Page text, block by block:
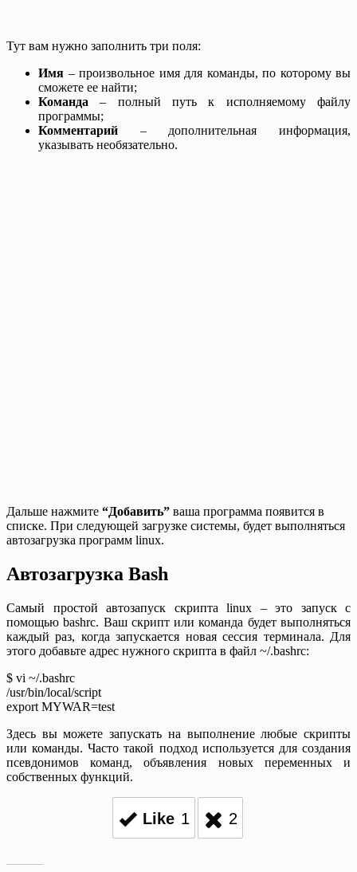
Тут вам нужно заполнить три поля:
Имя – произвольное имя для команды, по которому вы
сможете ее найти;
Команда – полный путь к исполняемому файлу
программы;
Комментарий – дополнительная информация,
указывать необязательно.
Дальше нажмите “Добавить” ваша программа появится в
списке. При следующей загрузке системы, будет выполняться
автозагрузка программ linux.
Автозагрузка Bash
Самый простой автозапуск скрипта linux – это запуск с
помощью bashrc. Ваш скрипт или команда будет выполняться
каждый раз, когда запускается новая сессия терминала. Для
этого добавьте адрес нужного скрипта в файл ~/.bashrc:
$ vi ~/.bashrc
/usr/bin/local/script
export MYWAR=test
Здесь вы можете запускать на выполнение любые скрипты
или команды. Часто такой подход используется для создания
псевдонимов команд, объявления новых переменных и
собственных функций.
Like 1 2